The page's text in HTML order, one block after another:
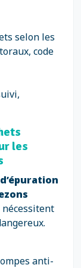
selon les
code
les
anti-